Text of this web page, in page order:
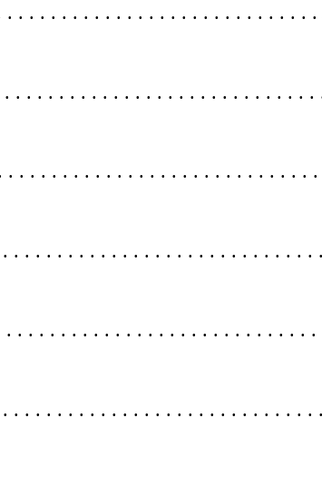
. . . . . . . . . . . . . . . . . . . . . . . . . . .
. . . . . . . . . . . . . . . . . . . . . . . . . . . .
. . . . . . . . . . . . . . . . . . . . . . . . . . . .
. . . . . . . . . . . . . . . . . . . . . . . . . . . .
. . . . . . . . . . . . . . . . . . . . . . . . . . .
. . . . . . . . . . . . . . . . . . . . . . . . . . . .